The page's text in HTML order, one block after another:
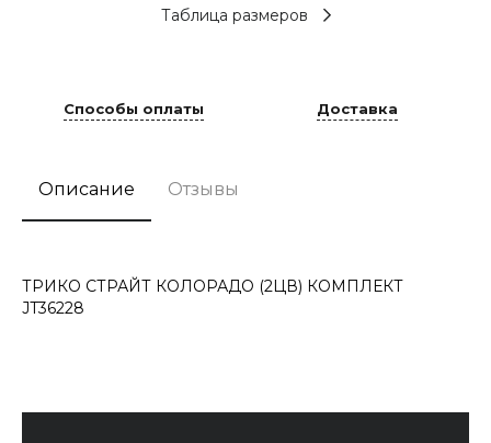
Таблица размеров
Способы оплаты Доставка
Описание Отзывы
ТРИКО СТРАЙТ КОЛОРАДО (2ЦВ) КОМПЛЕКТ
JT36228